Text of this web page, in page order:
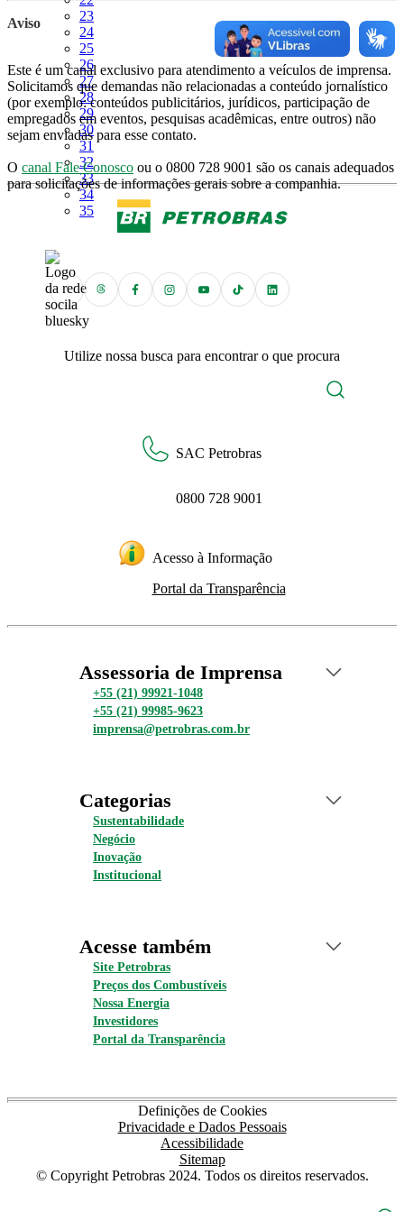
Página
23
Página
24
Página
25
Página
26
Página
27
Página
28
Página
29
Página
30
Página
31
Página
32
Página
33
Página
34
Página
35
Aviso
Este é um canal exclusivo para atendimento a veículos de imprensa.
Solicitamos que demandas não relacionadas a conteúdo jornalístico
(por exemplo: conteúdos publicitários, jurídicos, participação de
empregados em eventos, pesquisas acadêmicas, entre outros) não
sejam enviadas para esse contato.
O canal Fale Conosco ou o 0800 728 9001 são os canais adequados
para solicitações de informações gerais sobre a companhia.
Utilize nossa busca para encontrar o que procura
SAC Petrobras
0800 728 9001
Acesso à Informação
Portal da Transparência
Assessoria de Imprensa
+55 (21) 99921-1048
+55 (21) 99985-9623
imprensa@petrobras.com.br
Categorias
Sustentabilidade
Negócio
Inovação
Institucional
Acesse também
Site Petrobras
Preços dos Combustíveis
Nossa Energia
Investidores
Portal da Transparência
Definições de Cookies
Privacidade e Dados Pessoais
Acessibilidade
Sitemap
© Copyright Petrobras 2024. Todos os direitos reservados.